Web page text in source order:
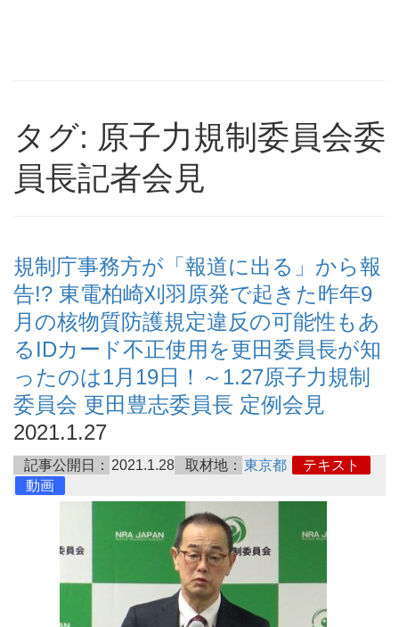
タグ: 原子力規制委員会委
員長記者会見
規制庁事務方が「報道に出る」から報
告!? 東電柏崎刈羽原発で起きた昨年9
月の核物質防護規定違反の可能性もあ
るIDカード不正使用を更田委員長が知
ったのは1月19日！～1.27原子力規制
委員会 更田豊志委員長 定例会見
2021.1.27
記事公開日： 2021.1.28 取材地： 東京都
テキスト
動画